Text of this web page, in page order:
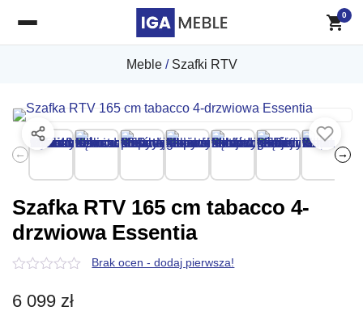
Meble/ Szafki RTV
← →
Szafka RTV 165 cm tabacco 4-
drzwiowa Essentia
z
5
Brak ocen - dodaj pierwsza!
6 099 zł
0